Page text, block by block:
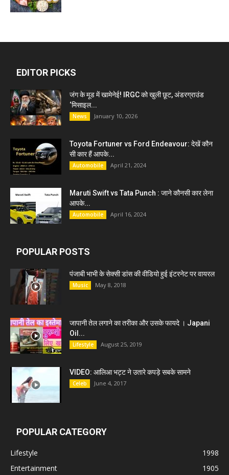
EDITOR PICKS
जंग के मूड में खामेनेई! IRGC को खुली छूट, अंडरग्राउंड
‘मिसाइल...
News January 10, 2026
Toyota Fortuner vs Ford Endeavour: देखें कौन
सी कार हैं आपके...
Automobile April 21, 2024
Maruti Swift vs Tata Punch : जाने कौनसी कार लेना
आपके...
Automobile April 16, 2024
POPULAR POSTS
पंजाबी भाभी के सेक्सी डांस की वीडियो हुई इंटरनेट पर वायरल
Music May 8, 2018
जापानी तेल लगाने का तरीका और उसके फायदे । Japani
Oil...
Lifestyle August 25, 2019
VIDEO: आलिआ भट्ट ने उतारे कपड़े सबके सामने
Celeb June 4, 2017
POPULAR CATEGORY
Lifestyle
1998
Entertainment
1905